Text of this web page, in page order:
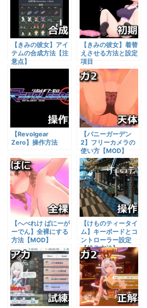
【きみの彼女】アイ
テムの合成方法【注
意点】
【きみの彼女】着替
えさせる方法と設定
項目
【Revolgear
Zero】操作方法
【バニーガーデン
2】フリーカメラの
使い方【MOD】
【へべれけ ばにーが
ーでん】全裸にする
方法【MOD】
【けものティータイ
ム】キーボードとコ
ントローラー設定
【操作方法】